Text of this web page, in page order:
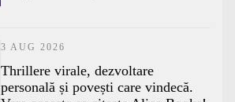
3 AUG 2026
Thrillere virale, dezvoltare
personală și povești care vindecă.